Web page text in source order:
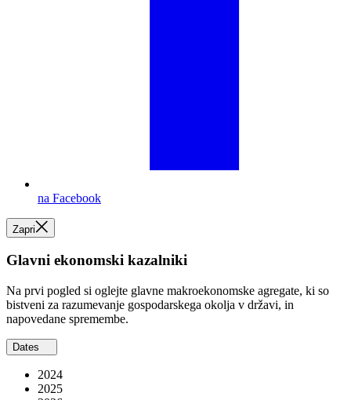
na Facebook
Zapri
Glavni ekonomski kazalniki
Na prvi pogled si oglejte glavne makroekonomske agregate, ki so
bistveni za razumevanje gospodarskega okolja v državi, in
napovedane spremembe.
Dates
2024
2025